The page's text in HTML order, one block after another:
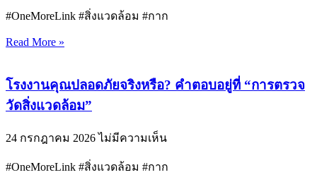
#OneMoreLink #สิ่งแวดล้อม #กาก
Read More »
โรงงานคุณปลอดภัยจริงหรือ? คำตอบอยู่ที่ “การตรวจ
วัดสิ่งแวดล้อม”
24 กรกฎาคม 2026ไม่มีความเห็น
#OneMoreLink #สิ่งแวดล้อม #กาก